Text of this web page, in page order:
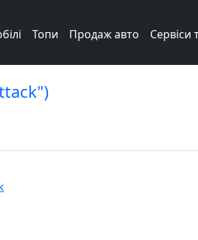
Топи Продаж авто Сервіси